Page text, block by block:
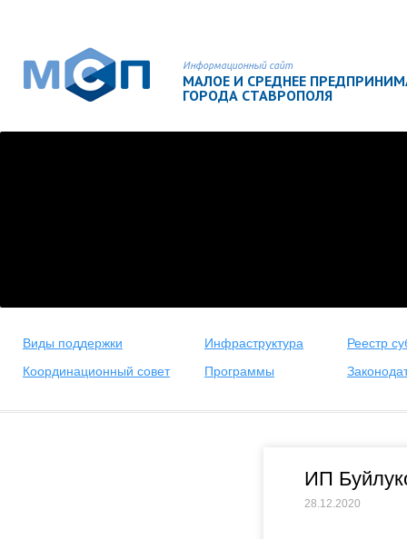
Информационный сайт
МАЛОЕ И СРЕДНЕЕ
ГОРОДА СТАВРОПОЛЯ
Виды поддержки Инфраструктура
Реестр
Координационный совет
Программы
ИП
28.12.2020